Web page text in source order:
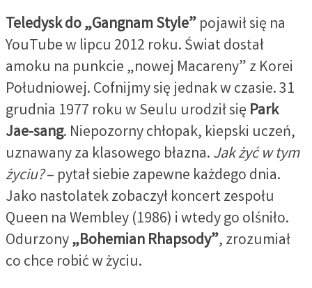
Teledysk do „Gangnam Style”pojawił się na
YouTube w lipcu 2012 roku. Świat dostał
amoku na punkcie „nowej Macareny” z Korei
Południowej. Cofnijmy się jednak w czasie. 31
grudnia 1977 roku w Seulu urodził się Park
Jae-sang. Niepozorny chłopak, kiepski uczeń,
uznawany za klasowego błazna.Jak żyć w tym
życiu?– pytał siebie zapewne każdego dnia.
Jako nastolatek zobaczył koncert zespołu
Queen na Wembley (1986) i wtedy go olśniło.
Odurzony„Bohemian Rhapsody”, zrozumiał
co chce robić w życiu.